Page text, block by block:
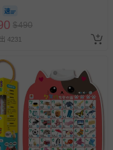
退換貨 & 退款問題
灣本島。如您位於離島地
需加收離島運費。廠商
地區、樓層親送等加價
孩均一價(3歲以上需購票))
$490
4231